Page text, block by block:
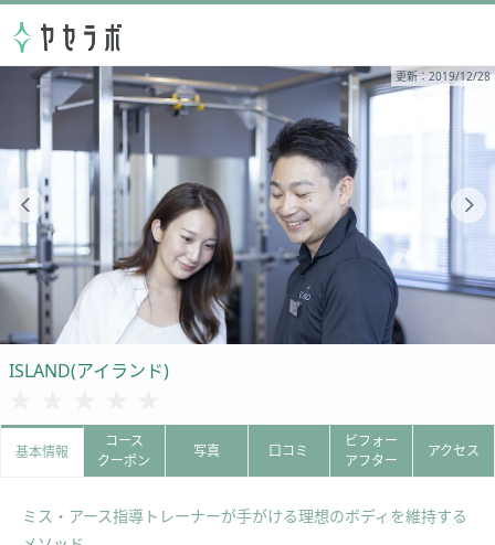
更新：2019/12/28
ISLAND(アイランド)
基本情報
コース
クーポン
写真 口コミ
ビフォー
アフター
アクセス
ミス・アース指導トレーナーが手がける理想のボディを維持する